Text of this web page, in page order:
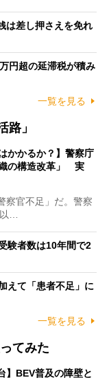
は差し押さえを免れ
円超の延滞税が積み
一覧を見る
路」
かかるか？】警察庁
の構造改革」 実
察官不足」だ。警察
…
験者数は10年間で2
えて「患者不足」に
一覧を見る
てみた
】BEV普及の障壁と